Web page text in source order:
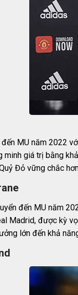
MU năm 2022
minh giá trị bằng
Đỏ vững chắc
đến MU năm
Madrid, được kỳ
lớn đến khả